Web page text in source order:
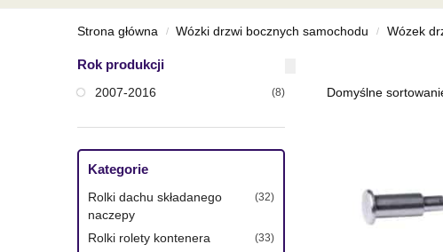
Strona główna / Wózki drzwi bocznych samochodu / Wózek
Rok produkcji
2007-2016 (8)
Kategorie
Rolki dachu składanego
naczepy
(32)
Rolki rolety kontenera (33)